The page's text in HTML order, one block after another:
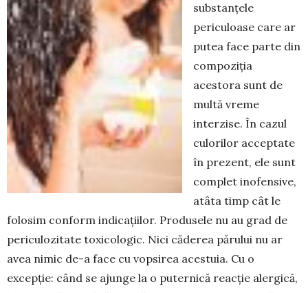
substanțele
periculoase care ar
putea face parte din
com­poziția
acestora sunt de
multă vreme
interzise. În cazul
culorilor acceptate
în prezent, ele sunt
complet inofensive,
atâta timp cât le
folosim conform indicațiilor. Produsele nu au grad de
periculozitate toxicologic. Nici căderea părului nu ar
avea nimic de-a face cu vopsirea acestuia. Cu o
excepție: când se ajunge la o puternică reacție alergică,